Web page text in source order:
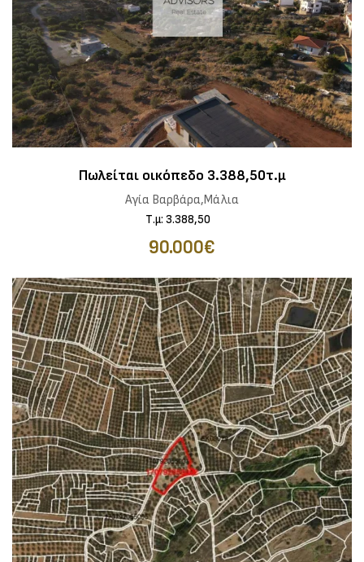
Πωλείται οικόπεδο 3.388,50τ.μ
Αγία Βαρβάρα,Μάλια
Τ.μ: 3.388,50
90.000€